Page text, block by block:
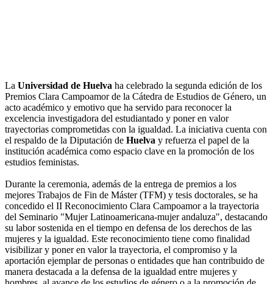
La Universidad de Huelva ha celebrado la segunda edición de los
Premios Clara Campoamor de la Cátedra de Estudios de Género, un
acto académico y emotivo que ha servido para reconocer la
excelencia investigadora del estudiantado y poner en valor
trayectorias comprometidas con la igualdad. La iniciativa cuenta con
el respaldo de la Diputación de Huelva y refuerza el papel de la
institución académica como espacio clave en la promoción de los
estudios feministas.
Durante la ceremonia, además de la entrega de premios a los
mejores Trabajos de Fin de Máster (TFM) y tesis doctorales, se ha
concedido el II Reconocimiento Clara Campoamor a la trayectoria
del Seminario "Mujer Latinoamericana-mujer andaluza", destacando
su labor sostenida en el tiempo en defensa de los derechos de las
mujeres y la igualdad. Este reconocimiento tiene como finalidad
visibilizar y poner en valor la trayectoria, el compromiso y la
aportación ejemplar de personas o entidades que han contribuido de
manera destacada a la defensa de la igualdad entre mujeres y